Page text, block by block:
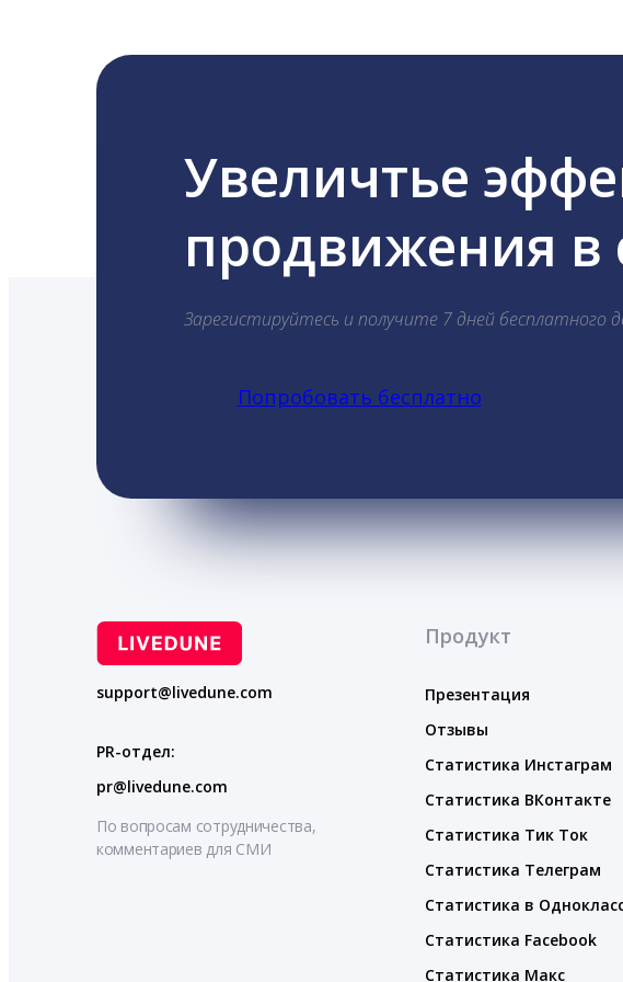
Увеличтье
продвижения в
Зарегистируйтесь и получите 7 дней бесплатного
Попробовать бесплатно
support@livedune.com
PR-отдел:
pr@livedune.com
По вопросам сотрудничества,
комментариев для СМИ
Продукт
Презентация
Отзывы
Статистика Инстаграм
Статистика ВКонтакте
Статистика Тик Ток
Статистика Телеграм
Статистика в
Статистика Facebook
Статистика Макс